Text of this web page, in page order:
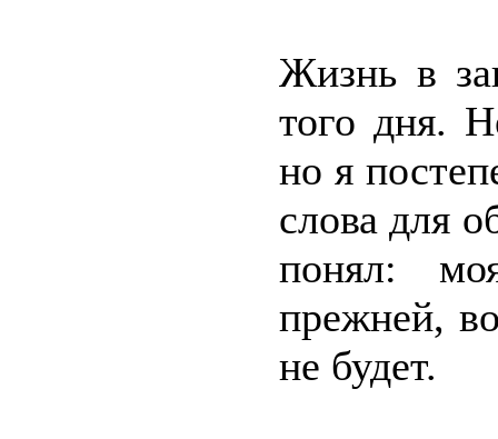
Жизнь в
того дня.
но я
слова для
понял:
прежней,
не будет.